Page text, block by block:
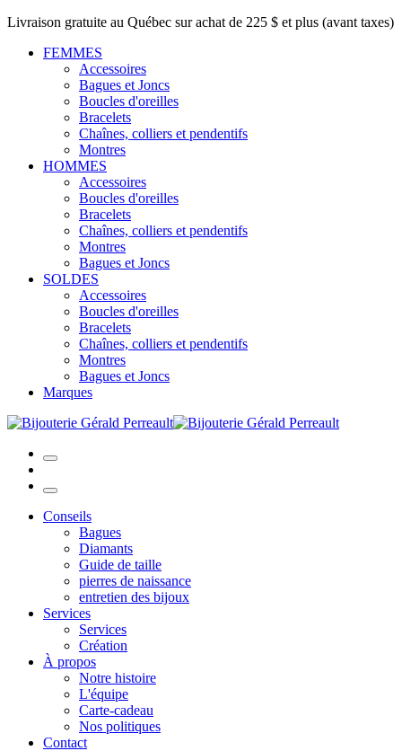
Livraison gratuite au Québec sur achat de 225 $ et plus (avant taxes)
FEMMES
Accessoires
Bagues et Joncs
Boucles d'oreilles
Bracelets
Chaînes, colliers et pendentifs
Montres
HOMMES
Accessoires
Boucles d'oreilles
Bracelets
Chaînes, colliers et pendentifs
Montres
Bagues et Joncs
SOLDES
Accessoires
Boucles d'oreilles
Bracelets
Chaînes, colliers et pendentifs
Montres
Bagues et Joncs
Marques
Conseils
Bagues
Diamants
Guide de taille
pierres de naissance
entretien des bijoux
Services
Services
Création
À propos
Notre histoire
L'équipe
Carte-cadeau
Nos politiques
Contact